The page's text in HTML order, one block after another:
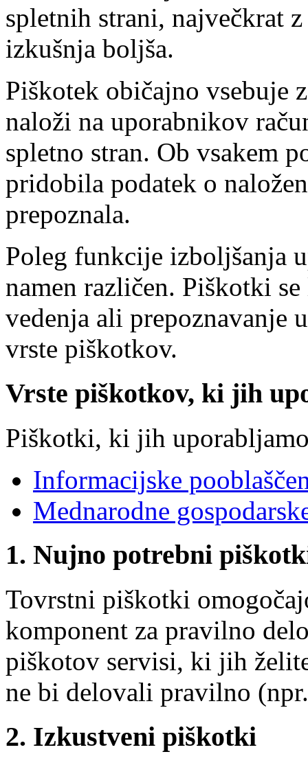
spletnih strani, največkrat
izkušnja boljša.
Piškotek običajno vsebuje
naloži na uporabnikov
spletno stran. Ob vsakem
pridobila podatek o
prepoznala.
Poleg funkcije izboljšanja
namen različen. Piškotki
vedenja ali prepoznavanje
vrste piškotkov.
Vrste piškotkov, ki jih
Piškotki, ki jih
Informacijske
Mednarodne
1. Nujno potrebni
Tovrstni piškotki
komponent za pravilno
piškotov servisi, ki jih
ne bi delovali pravilno
2. Izkustveni piškotki